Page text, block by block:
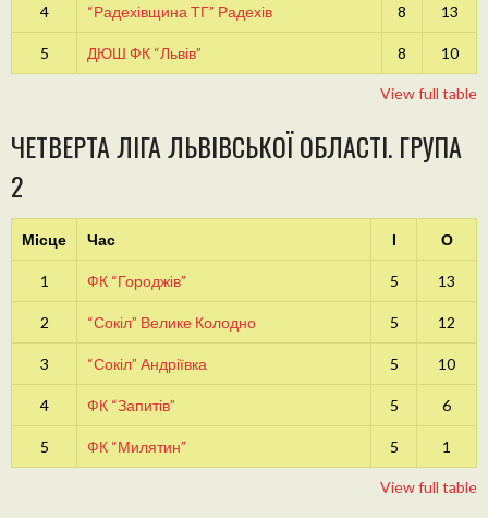
4 “Радехівщина ТГ” Радехів 8 13
5 ДЮШ ФК “Львів” 8 10
View full table
ЧЕТВЕРТА ЛІГА ЛЬВІВСЬКОЇ ОБЛАСТІ. ГРУПА
2
Місце Час І О
1 ФК “Городжів” 5 13
2 “Сокіл” Велике Колодно 5 12
3 “Сокіл” Андріївка 5 10
4 ФК “Запитів” 5 6
5 ФК “Милятин” 5 1
View full table